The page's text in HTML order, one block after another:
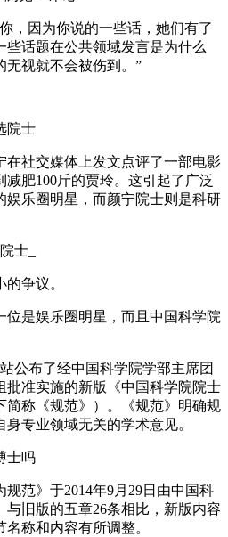
，因为你说的一些话，她们有了
些话题在公共领域发言是为什么
无视就不会被伤到。”
在社交媒体上发文点评了一部电影
减肥100斤的贾玲。这引起了广泛
娱乐圈明星，而颜宁院士则是科研
争议。
位是娱乐圈明星，而且中国科学院
公布了经中国科学院学部主席团
批准实施的新版《中国科学院院士
简称《规范》）。《规范》明确规
专业领域无关的学术意见。
规范》于2014年9月29日由中国科
旧版的五章26条相比，新版内容
称和内容有所调整。